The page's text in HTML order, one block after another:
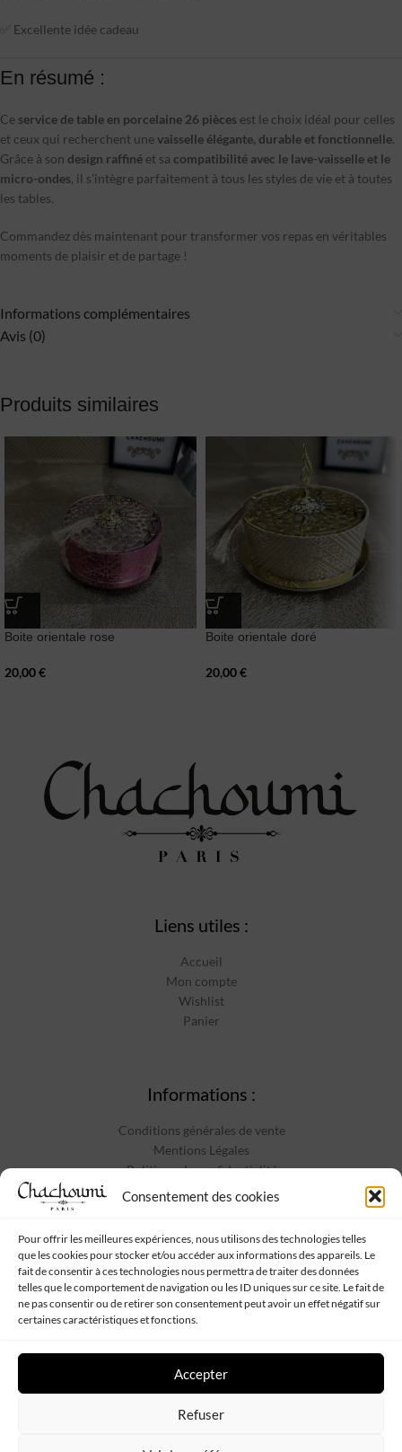
Consentement des cookies
Pour offrir les meilleures expériences, nous utilisons des technologies telles
que les cookies pour stocker et/ou accéder aux informations des appareils. Le
fait de consentir à ces technologies nous permettra de traiter des données
telles que le comportement de navigation ou les ID uniques sur ce site. Le fait de
ne pas consentir ou de retirer son consentement peut avoir un effet négatif sur
certaines caractéristiques et fonctions.
Accepter
Refuser
✅ Excellente idée cadeau
En résumé :
Ce service de table en porcelaine 26 pièces est le choix idéal pour celles
et ceux qui recherchent unevaisselle élégante, durable et fonctionnelle.
Grâce à son design raffiné et sa compatibilité avec le lave-vaisselle et le
micro-ondes, il s’intègre parfaitement à tous les styles de vie et à toutes
les tables.
Commandez dès maintenant pour transformer vos repas en véritables
moments de plaisir et de partage !
Informations complémentaires
Avis (0)
Produits similaires
Boite orientale rose
20,00€
Boite orientale doré
20,00€
Liens utiles :
Accueil
Mon compte
Wishlist
Panier
Informations :
Conditions générales de vente
Mentions Légales
Politique de confidentialité
Contact
Suivez-nous :
Chachoumi Tous droits réservés - Propulsé parWeb My Sister-Plan
de site